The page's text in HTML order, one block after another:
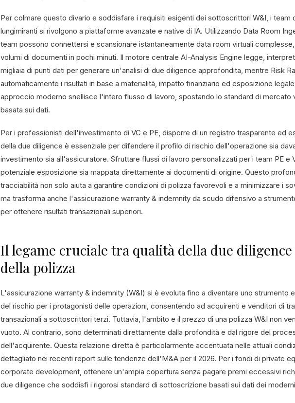
Per colmare questo divario e soddisfare i requisiti esigenti dei sottoscrittori W&I, i team
lungimiranti si rivolgono a piattaforme avanzate e native di IA. Utilizzando Data Room
team possono connettersi e scansionare istantaneamente data room virtuali
volumi di documenti in pochi minuti. Il motore centrale AI-Analysis Engine legge,
migliaia di punti dati per generare un'analisi di due diligence approfondita, mentre Risk
automaticamente i risultati in base a materialità, impatto finanziario ed esposizione
approccio moderno snellisce l'intero flusso di lavoro, spostando lo standard di mercato
basata sui dati.
Per i professionisti dell'investimento di VC e PE, disporre di un registro trasparente ed
della due diligence è essenziale per difendere il profilo di rischio dell'operazione sia
investimento sia all'assicuratore. Sfruttare flussi di lavoro personalizzati per i team PE e
potenziale esposizione sia mappata direttamente ai documenti di origine. Questo
tracciabilità non solo aiuta a garantire condizioni di polizza favorevoli e a minimizzare i
ma trasforma anche l'assicurazione warranty & indemnity da scudo difensivo a
per ottenere risultati transazionali superiori.
Il legame cruciale tra qualità della due
della polizza
L'assicurazione warranty & indemnity (W&I) si è evoluta fino a diventare uno strumento
del rischio per i protagonisti delle operazioni, consentendo ad acquirenti e venditori di
transazionali a sottoscrittori terzi. Tuttavia, l'ambito e il prezzo di una polizza W&I non
vuoto. Al contrario, sono determinati direttamente dalla profondità e dal rigore del
dell'acquirente. Questa relazione diretta è particolarmente accentuata nelle attuali
dettagliato nei recenti report sulle tendenze dell'M&A per il 2026. Per i fondi di private
corporate development, ottenere un'ampia copertura senza pagare premi eccessivi
due diligence che soddisfi i rigorosi standard di sottoscrizione basati sui dati dei